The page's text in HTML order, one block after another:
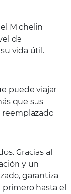
Michelin
de
vida útil.
puede viajar
que sus
Gracias al
y un
garantiza
hasta el